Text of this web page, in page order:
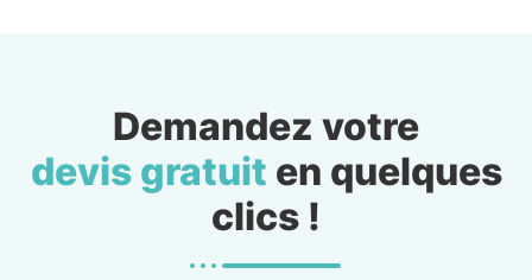
Demandez votre
devis gratuit en quelques
clics !